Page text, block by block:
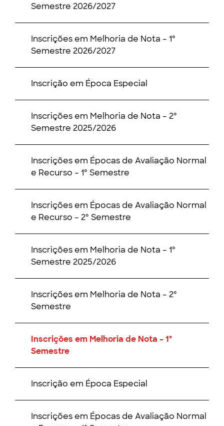
Semestre 2026/2027
Inscrições em Melhoria de Nota – 1º
Semestre 2026/2027
Inscrição em Época Especial
Inscrições em Melhoria de Nota – 2º
Semestre 2025/2026
Inscrições em Épocas de Avaliação Normal
e Recurso – 1º Semestre
Inscrições em Épocas de Avaliação Normal
e Recurso – 2º Semestre
Inscrições em Melhoria de Nota – 1º
Semestre 2025/2026
Inscrições em Melhoria de Nota – 2º
Semestre
Inscrições em Melhoria de Nota – 1º
Semestre
Inscrição em Época Especial
Inscrições em Épocas de Avaliação Normal